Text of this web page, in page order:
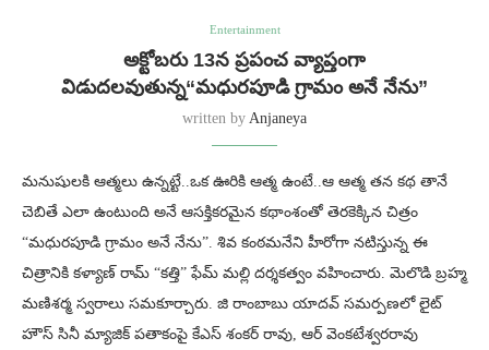
Entertainment
అక్టోబ‌రు 13న ప్ర‌పంచ వ్యాప్తంగా
విడుద‌ల‌వుతున్న“మధురపూడి గ్రామం అనే నేను”
written by Anjaneya
మ‌నుషుల‌కి ఆత్మ‌లు ఉన్న‌ట్టే..ఒక ఊరికి ఆత్మ ఉంటే..ఆ ఆత్మ త‌న క‌థ తానే
చెబితే ఎలా ఉంటుంది అనే ఆస‌క్తిక‌ర‌మైన క‌థాంశంతో తెర‌కెక్కిన చిత్రం
“మధురపూడి గ్రామం అనే నేను”. శివ కంఠమనేని హీరోగా నటిస్తున్న ఈ
చిత్రానికి క‌ళ్యాణ్ రామ్ “కత్తి” ఫేమ్ మల్లి ద‌ర్శ‌క‌త్వం వ‌హించారు. మెలొడి బ్ర‌హ్మ
మ‌ణిశ‌ర్మ స్వ‌రాలు స‌మ‌కూర్చారు. జి రాంబాబు యాదవ్ సమర్పణలో లైట్
హౌస్ సినీ మ్యాజిక్ ప‌తాకంపై కేఎస్ శంకర్ రావు, ఆర్ వెంకటేశ్వరరావు